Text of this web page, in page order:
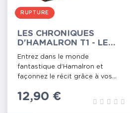
RUPTURE
LES CHRONIQUES
D'HAMALRON T1 - LE
ROYAUME DE LA
DISCORDE
Entrez dans le monde
fantastique d’Hamalron et
façonnez le récit grâce à vos...
Prix
12,90 €